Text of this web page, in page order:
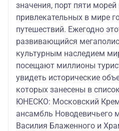
значения, порт пяти
привлекательных в мире
путешествий. Ежегодно
развивающийся
культурным наследием
посещают миллионы
увидеть исторические
которых занесены в
ЮНЕСКО: Московский
ансамбль Новодевичьего
Василия Блаженного и